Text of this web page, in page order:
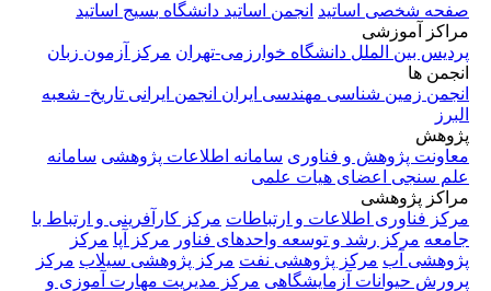
صفحه شخصی اساتید انجمن اساتید دانشگاه بسیج اساتید
مراکز آموزشی
پردیس بین الملل دانشگاه خوارزمی-تهران مرکز آزمون زبان
انجمن ها
انجمن زمین شناسی مهندسی ایران انجمن ایرانی تاریخ- شعبه
البرز
پژوهش
معاونت پژوهش و فناوری سامانه اطلاعات پژوهشی سامانه
علم سنجی اعضای هیات علمی
مراکز پژوهشی
مرکز فناوری اطلاعات و ارتباطات مرکز کارآفرینی و ارتباط با
جامعه مرکز رشد و توسعه واحدهای فناور مرکز آپا مرکز
پژوهشی آب مرکز پژوهشی نفت مرکز پژوهشی سیلاب مرکز
پرورش حیوانات آزمایشگاهی مرکز مدیریت مهارت آموزی و